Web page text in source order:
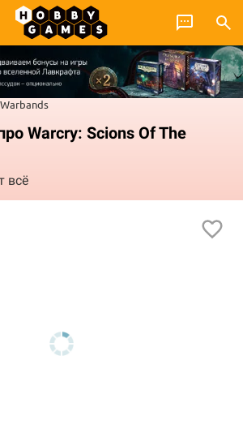
Warbands
Warcry: Scions Of The
всё